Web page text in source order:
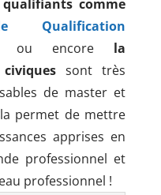
comme
Qualification
ou encore la
sont très
de master et
permet de mettre
apprises en
professionnel et
professionnel !